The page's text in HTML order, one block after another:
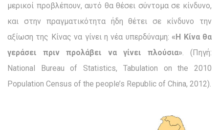
μερικοί προβλέπουν, αυτό θα θέσει σύντομα σε κίνδυνο,
και στην πραγματικότητα ήδη θέτει σε κίνδυνο την
αξίωση της Κίνας να γίνει η νέα υπερδύναμη:«Η Κίνα θα
γεράσει πριν προλάβει να γίνει πλούσια». (Πηγή:
National Bureau of Statistics, Tabulation on the 2010
Population Census of the people’s Republic of China, 2012).